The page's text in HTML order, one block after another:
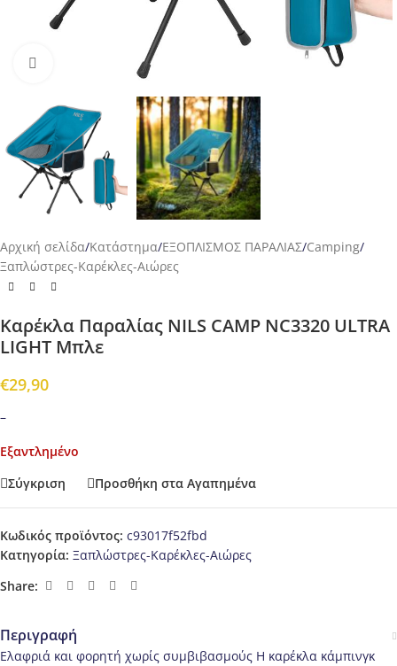
Αρχική σελίδα/Κατάστημα/ΕΞΟΠΛΙΣΜΟΣ ΠΑΡΑΛΙΑΣ/Camping/
Ξαπλώστρες-Καρέκλες-Αιώρες
Καρέκλα Παραλίας NILS CAMP NC3320 ULTRA
LIGHT Μπλε
€29,90
–
Εξαντλημένο
Σύγκριση
Προσθήκη στα Αγαπημένα
Κωδικός προϊόντος: c93017f52fbd
Κατηγορία: Ξαπλώστρες-Καρέκλες-Αιώρες
Share:
Περιγραφή
Ελαφριά και φορητή χωρίς συμβιβασμούς Η καρέκλα κάμπινγκ